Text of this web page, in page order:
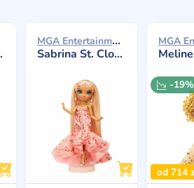
MGA Entertainment Rainbow High 2022
Sabrina St. Cloud
-19%
od 714